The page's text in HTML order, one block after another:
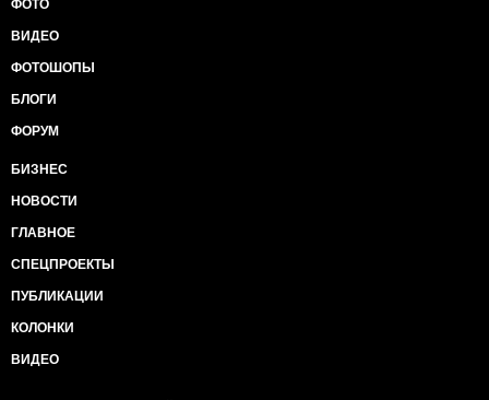
ФОТО
ВИДЕО
ФОТОШОПЫ
БЛОГИ
ФОРУМ
БИЗНЕС
НОВОСТИ
ГЛАВНОЕ
СПЕЦПРОЕКТЫ
ПУБЛИКАЦИИ
КОЛОНКИ
ВИДЕО